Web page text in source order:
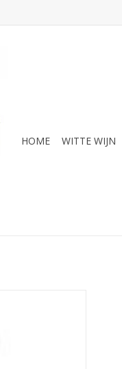
HOME WITTE WIJN